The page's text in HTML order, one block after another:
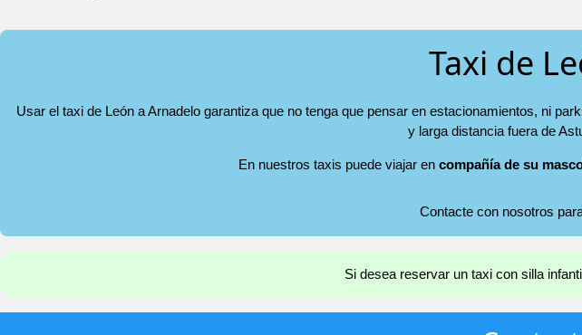
Taxi de
Usar el taxi de León a Arnadelo garantiza que no tenga que pensar en estacionamientos, ni
y larga distancia fuera de
En nuestros taxis puede viajar en compañía de su
Contacte con nosotros
Si desea reservar un taxi con silla